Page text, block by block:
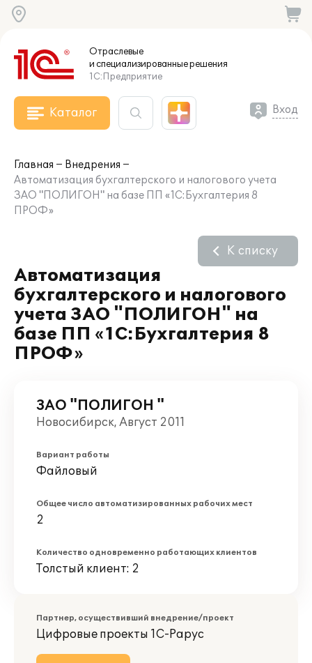
Отраслевые
и специализированныерешения
1С:Предприятие
Каталог Вход
Главная
Внедрения
Автоматизация бухгалтерского и налогового учета
ЗАО "ПОЛИГОН" на базе ПП «1С:Бухгалтерия 8
ПРОФ»
Автоматизация
бухгалтерского и налогового
учета ЗАО "ПОЛИГОН" на
базе ПП «1С:Бухгалтерия 8
ПРОФ»
К списку
ЗАО "ПОЛИГОН "
Новосибирск, Август 2011
Вариант работы
Файловый
Общее число автоматизированных рабочих мест
2
Количество одновременно работающих клиентов
Толстый клиент: 2
Партнер, осуществивший внедрение/проект
Цифровые проекты 1С-Рарус